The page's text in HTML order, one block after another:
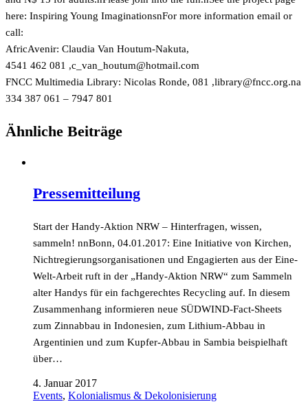
here: Inspiring Young ImaginationsnFor more information email or
call:
AfricAvenir: Claudia Van Houtum-Nakuta,
moc.liamtoh@mutuoh_nav_c
, 081 462 4541
FNCC Multimedia Library: Nicolas Ronde,
an.gro.ccnf@yrarbil
, 081
801 7947 – 061 387 334
Ähnliche Beiträge
Pressemitteilung
Start der Handy-Aktion NRW – Hinterfragen, wissen,
sammeln! nnBonn, 04.01.2017: Eine Initiative von Kirchen,
Nichtregierungsorganisationen und Engagierten aus der Eine-
Welt-Arbeit ruft in der „Handy-Aktion NRW“ zum Sammeln
alter Handys für ein fachgerechtes Recycling auf. In diesem
Zusammenhang informieren neue SÜDWIND-Fact-Sheets
zum Zinnabbau in Indonesien, zum Lithium-Abbau in
Argentinien und zum Kupfer-Abbau in Sambia beispielhaft
über…
4. Januar 2017
Events, Kolonialismus & Dekolonisierung